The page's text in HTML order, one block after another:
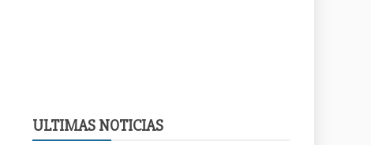
ULTIMAS NOTICIAS